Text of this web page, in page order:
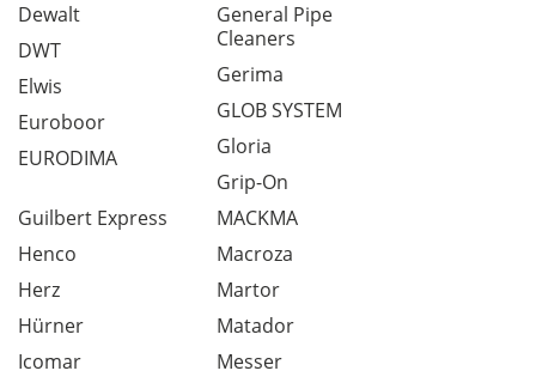
Dewalt
DWT
Elwis
Euroboor
EURODIMA
General Pipe
Cleaners
Gerima
GLOB SYSTEM
Gloria
Grip-On
Guilbert Express
Henco
Herz
Hürner
Icomar
MACKMA
Macroza
Martor
Matador
Messer